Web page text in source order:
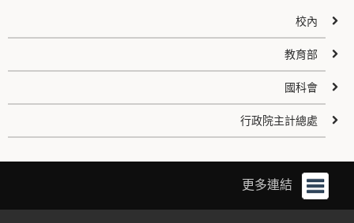
校內
教育部
國科會
行政院主計總處
更多連結